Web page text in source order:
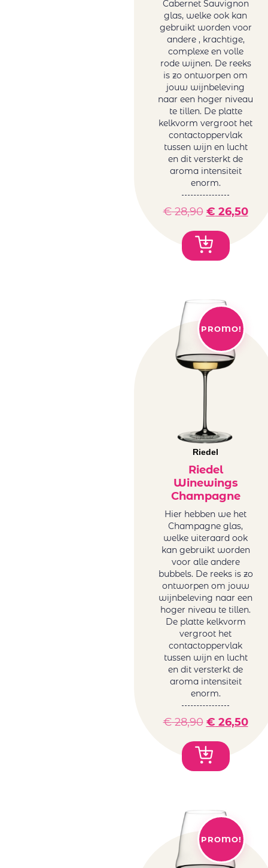
Cabernet Sauvignon
glas, welke ook kan
gebruikt worden voor
andere , krachtige,
complexe en volle
rode wijnen. De reeks
is zo ontworpen om
jouw wijnbeleving
naar een hoger niveau
te tillen. De platte
kelkvorm vergroot het
contactoppervlak
tussen wijn en lucht
en dit versterkt de
aroma intensiteit
enorm.
€28,90 € 26,50
PROMO!
Riedel
Riedel
Winewings
Champagne
Hier hebben we het
Champagne glas,
welke uiteraard ook
kan gebruikt worden
voor alle andere
bubbels. De reeks is zo
ontworpen om jouw
wijnbeleving naar een
hoger niveau te tillen.
De platte kelkvorm
vergroot het
contactoppervlak
tussen wijn en lucht
en dit versterkt de
aroma intensiteit
enorm.
€28,90 € 26,50
PROMO!